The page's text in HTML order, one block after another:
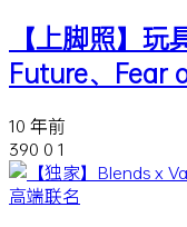
【上脚照】
Future、Fear
10 年前
390 0 1
高端联名